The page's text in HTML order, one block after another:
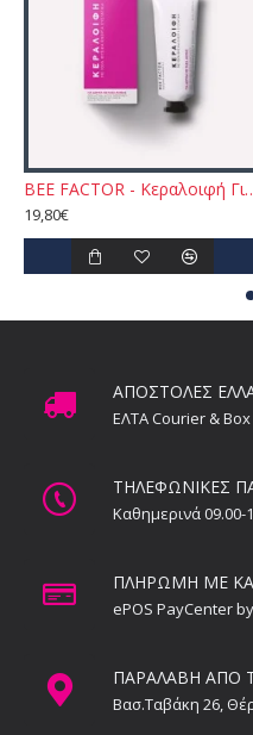
BEE FACTOR -
19,80€
ΑΠΟΣΤΟΛΕΣ
ΕΛΤΑ Courier &
ΤΗΛΕΦΩΝΙΚΕΣ
Καθημερινά 09.00-
ΠΛΗΡΩΜΗ ΜΕ
ePOS PayCenter
ΠΑΡΑΛΑΒΗ ΑΠΟ
Βασ.Ταβάκη 26,